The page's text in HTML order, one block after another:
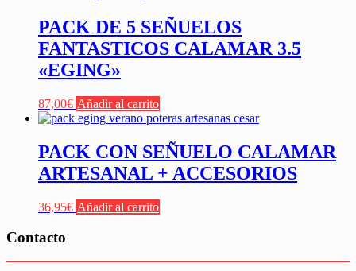
PACK DE 5 SEÑUELOS
FANTASTICOS CALAMAR 3.5
«EGING»
87,00€ Añadir al carrito
PACK CON SEÑUELO CALAMAR
ARTESANAL + ACCESORIOS
36,95€ Añadir al carrito
Contacto